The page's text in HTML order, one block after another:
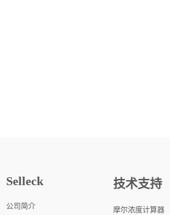
Selleck
公司简介
技术支持
摩尔浓度计算器